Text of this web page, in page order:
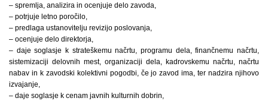
– spremlja, analizira in ocenjuje delo zavoda,
– potrjuje letno poročilo,
– predlaga ustanovitelju revizijo poslovanja,
– ocenjuje delo direktorja,
– daje soglasje k strateškemu načrtu, programu dela, finančnemu načrtu,
sistemizaciji delovnih mest, organizaciji dela, kadrovskemu načrtu, načrtu
nabav in k zavodski kolektivni pogodbi, če jo zavod ima, ter nadzira njihovo
izvajanje,
– daje soglasje k cenam javnih kulturnih dobrin,